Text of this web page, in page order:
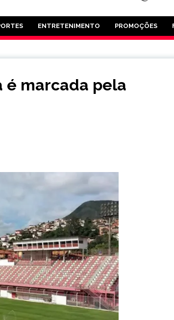
ENTRETENIMENTO PROMOÇÕES
é marcada pela